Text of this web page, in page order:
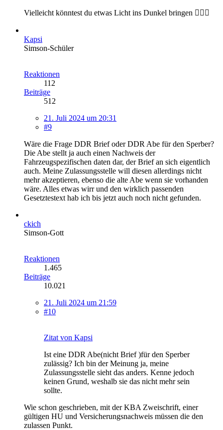
Vielleicht könntest du etwas Licht ins Dunkel bringen 🤷🏻‍♂️
Kapsi
Simson-Schüler
Reaktionen
112
Beiträge
512
21. Juli 2024 um 20:31
#9
Wäre die Frage DDR Brief oder DDR Abe für den Sperber?
Die Abe stellt ja auch einen Nachweis der
Fahrzeugspezifischen daten dar, der Brief an sich eigentlich
auch. Meine Zulassungsstelle will diesen allerdings nicht
mehr akzeptieren, ebenso die alte Abe wenn sie vorhanden
wäre. Alles etwas wirr und den wirklich passenden
Gesetztestext hab ich bis jetzt auch noch nicht gefunden.
ckich
Simson-Gott
Reaktionen
1.465
Beiträge
10.021
21. Juli 2024 um 21:59
#10
Zitat von Kapsi
Ist eine DDR Abe(nicht Brief )für den Sperber
zulässig? Ich bin der Meinung ja, meine
Zulassungsstelle sieht das anders. Kenne jedoch
keinen Grund, weshalb sie das nicht mehr sein
sollte.
Wie schon geschrieben, mit der KBA Zweischrift, einer
gültigen HU und Versicherungsnachweis müssen die den
zulassen Punkt.